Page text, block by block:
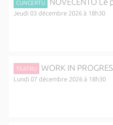
CUNCERTU
Jeudi 03 décembre 2026 à 18h30
TEATRU WORK IN
Lundi 07 décembre 2026 à 18h30